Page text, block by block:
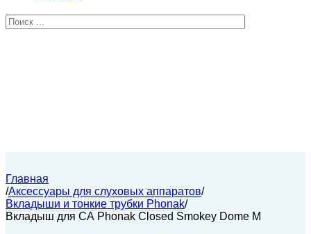
Главная
/Аксессуары для слуховых аппаратов/
Вкладыши и тонкие трубки Phonak/
Вкладыш для СА Phonak Closed Smokey Dome M